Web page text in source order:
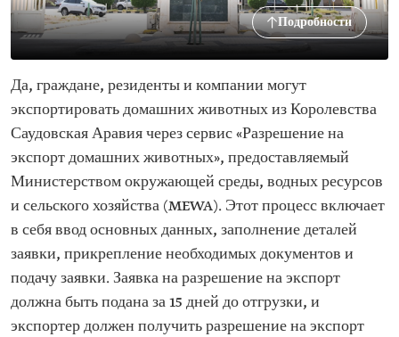
Подробности
Да, граждане, резиденты и компании могут
экспортировать домашних животных из Королевства
Саудовская Аравия через сервис «Разрешение на
экспорт домашних животных», предоставляемый
Министерством окружающей среды, водных ресурсов
и сельского хозяйства (MEWA). Этот процесс включает
в себя ввод основных данных, заполнение деталей
заявки, прикрепление необходимых документов и
подачу заявки. Заявка на разрешение на экспорт
должна быть подана за 15 дней до отгрузки, и
экспортер должен получить разрешение на экспорт